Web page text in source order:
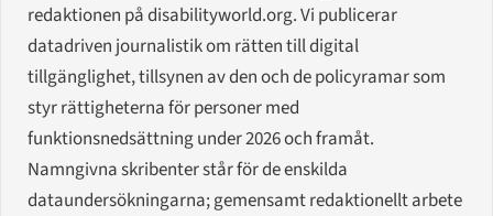
redaktionen på disabilityworld.org. Vi publicerar
datadriven journalistik om rätten till digital
tillgänglighet, tillsynen av den och de policyramar som
styr rättigheterna för personer med
funktionsnedsättning under 2026 och framåt.
Namngivna skribenter står för de enskilda
dataundersökningarna; gemensamt redaktionellt arbete